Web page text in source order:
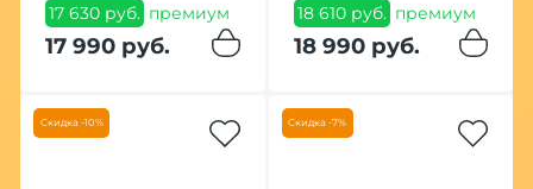
17 630 руб. премиум
17 990 руб.
18 610 руб. премиум
18 990 руб.
Скидка -10% Скидка -7%